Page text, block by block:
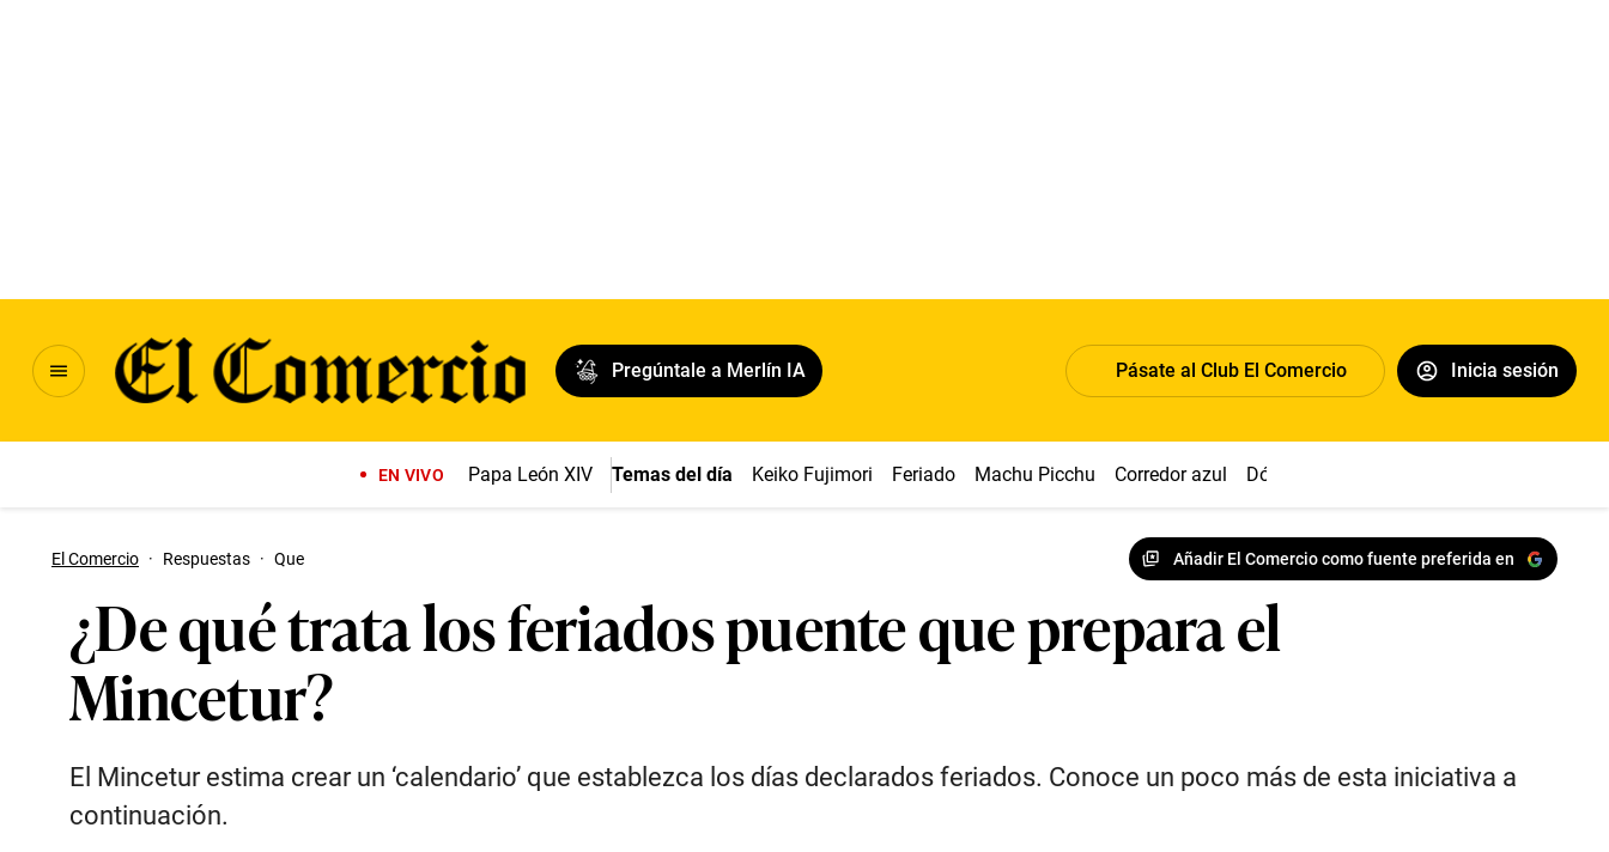
Pregúntale a Merlín IA Pásate al Club El Comercio Inicia sesión
EN VIVO Papa León XIV Temas del día Keiko Fujimori Feriado Machu Picchu Corredor azul Dólar
El Comercio · Respuestas · Que Añadir El Comercio como fuente preferida en
¿De qué trata los feriados puente que prepara el
Mincetur?
El Mincetur estima crear un ‘calendario’ que establezca los días declarados feriados. Conoce un poco más de esta iniciativa a
continuación.